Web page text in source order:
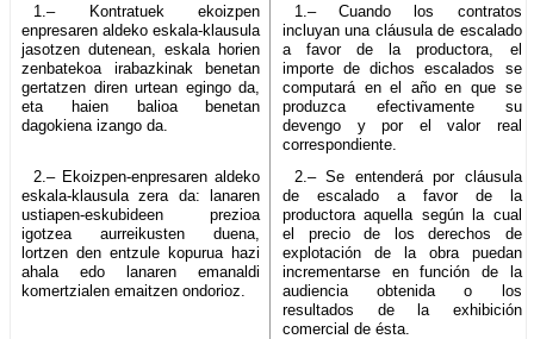
1.– Kontratuek ekoizpen
enpresaren aldeko eskala-klausula
jasotzen dutenean, eskala horien
zenbatekoa irabazkinak benetan
gertatzen diren urtean egingo da,
eta haien balioa benetan
dagokiena izango da.
1.– Cuando los contratos
incluyan una cláusula de escalado
a favor de la productora, el
importe de dichos escalados se
computará en el año en que se
produzca efectivamente su
devengo y por el valor real
correspondiente.
2.– Ekoizpen-enpresaren aldeko
eskala-klausula zera da: lanaren
ustiapen-eskubideen prezioa
igotzea aurreikusten duena,
lortzen den entzule kopurua hazi
ahala edo lanaren emanaldi
komertzialen emaitzen ondorioz.
2.– Se entenderá por cláusula
de escalado a favor de la
productora aquella según la cual
el precio de los derechos de
explotación de la obra puedan
incrementarse en función de la
audiencia obtenida o los
resultados de la exhibición
comercial de ésta.